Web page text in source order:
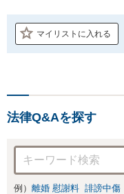
マイリストに入れる
法律Q&Aを探す
例） 離婚 慰謝料 誹謗中傷